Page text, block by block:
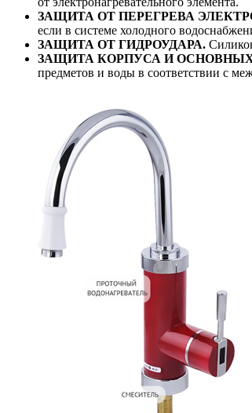
ЗАЩИТА ОТ ПЕРЕГРЕВА
если в системе холодного
ЗАЩИТА ОТ ГИДРОУДАРА.
ЗАЩИТА КОРПУСА И
предметов и воды в соответствии с